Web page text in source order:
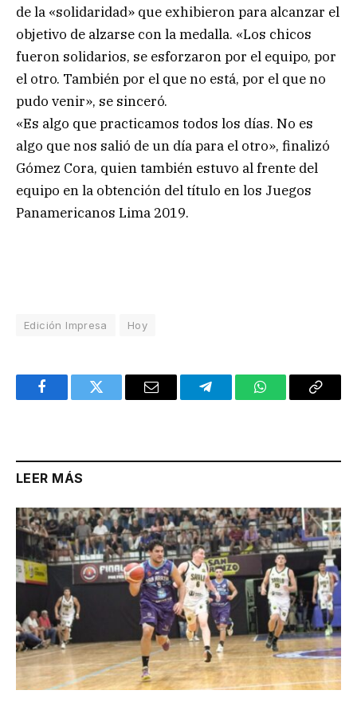
de la «solidaridad» que exhibieron para alcanzar el
objetivo de alzarse con la medalla. «Los chicos
fueron solidarios, se esforzaron por el equipo, por
el otro. También por el que no está, por el que no
pudo venir», se sinceró.
«Es algo que practicamos todos los días. No es
algo que nos salió de un día para el otro», finalizó
Gómez Cora, quien también estuvo al frente del
equipo en la obtención del título en los Juegos
Panamericanos Lima 2019.
Edición Impresa Hoy
FacebookTwitter Email TelegramWhatsAppCopy
LEER MÁS